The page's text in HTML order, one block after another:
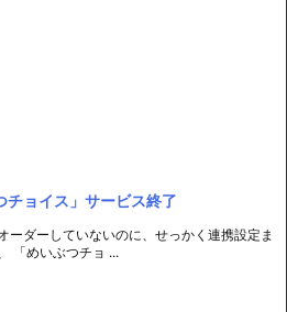
チョイス」サービス終了
ーダーしていないのに、せっかく連携設定ま
「めいぶつチョ ...